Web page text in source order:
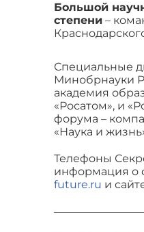
Большой
степени –
Специальные
Минобрнауки
академия
«Росатом», и
форума –
«Наука и
Телефоны
информация о
future.ru и